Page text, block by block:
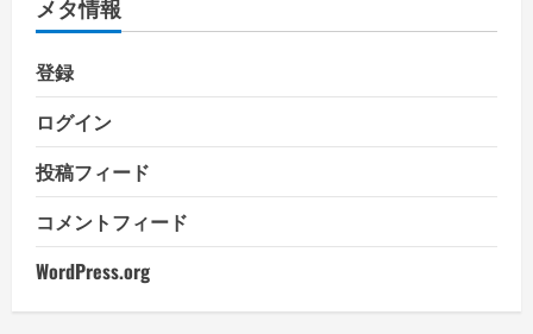
ー
メタ情報
登録
ログイン
投稿フィード
コメントフィード
WordPress.org